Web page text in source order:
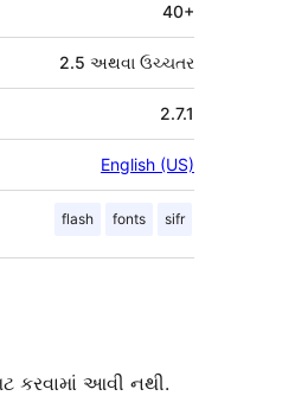
40+
2.5 અથવા ઉચ્ચતર
2.7.1
English (US)
flash fonts sifr
કરવામાં આવી નથી.